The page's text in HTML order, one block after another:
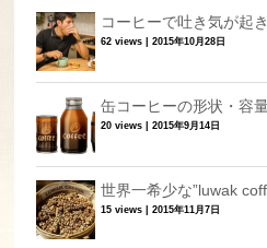
コーヒーで吐き気が起
62 views |2015年10月28日
缶コーヒーの形状・容
20 views |2015年9月14日
世界一希少な”luwak
15 views |2015年11月7日